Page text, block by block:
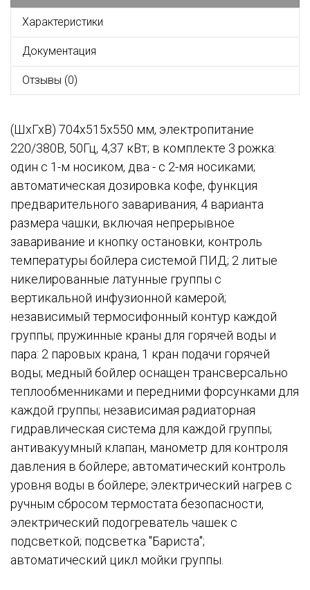
Характеристики
Документация
Отзывы (0)
(ШхГхВ) 704х515х550 мм, электропитание
220/380В, 50Гц, 4,37 кВт; в комплекте 3 рожка:
один с 1-м носиком, два - с 2-мя носиками;
автоматическая дозировка кофе, функция
предварительного заваривания, 4 варианта
размера чашки, включая непрерывное
заваривание и кнопку остановки, контроль
температуры бойлера системой ПИД; 2 литые
никелированные латунные группы с
вертикальной инфузионной камерой;
независимый термосифонный контур каждой
группы; пружинные краны для горячей воды и
пара: 2 паровых крана, 1 кран подачи горячей
воды; медный бойлер оснащен трансверсально
теплообменниками и передними форсунками для
каждой группы; независимая радиаторная
гидравлическая система для каждой группы;
антивакуумный клапан, манометр для контроля
давления в бойлере; автоматический контроль
уровня воды в бойлере; электрический нагрев с
ручным сбросом термостата безопасности,
электрический подогреватель чашек с
подсветкой; подсветка "Бариста";
автоматический цикл мойки группы.